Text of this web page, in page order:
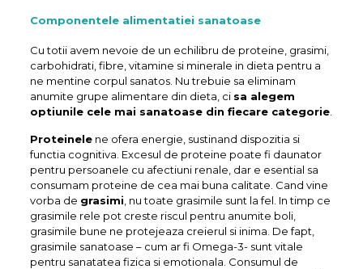
Componentele alimentatiei sanatoase
Cu totii avem nevoie de un echilibru de proteine, grasimi,
carbohidrati, fibre, vitamine si minerale in dieta pentru a
ne mentine corpul sanatos. Nu trebuie sa eliminam
anumite grupe alimentare din dieta, ci sa alegem
optiunile cele mai sanatoase din fiecare categorie.
Proteinelene ofera energie, sustinand dispozitia si
functia cognitiva. Excesul de proteine ​​poate fi daunator
pentru persoanele cu afectiuni renale, dar e esential sa
consumam proteine ​​de cea mai buna calitate. Cand vine
vorba de grasimi , nu toate grasimile sunt la fel. In timp ce
grasimile rele pot creste riscul pentru anumite boli,
grasimile bune ne protejeaza creierul si inima. De fapt,
grasimile sanatoase – cum ar fi Omega-3- sunt vitale
pentru sanatatea fizica si emotionala. Consumul de